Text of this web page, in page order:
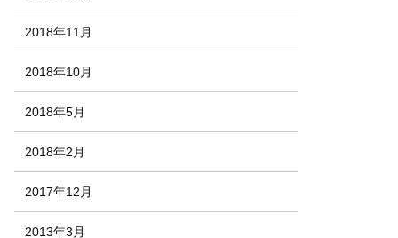
2018年11月
2018年10月
2018年5月
2018年2月
2017年12月
2013年3月